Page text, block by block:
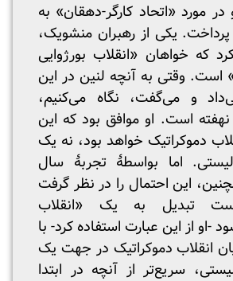
مورد «اتحاد کارگر-دهقان» به
یکی از رهبران منشویک،
که خواهان «انقلاب بورژوایی
است. وقتی به آنچه لنین در این
و می‌گفت، نگاه می‌کنیم،
است. او موافق بود که این
دموکراتیک خواهد بود، نه یک
اما بواسطۀ تجربۀ سال
همچنین، این احتمال را در نظر گرفت
تبدیل به یک «انقلاب
-او از این عبارت استفاده کرد- با
انقلاب دموکراتیک در جهت یک
سریع‌تر از آنچه در ابتدا